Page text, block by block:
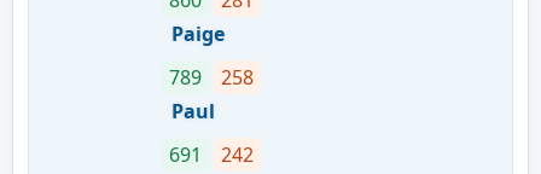
Paige
789
258
Paul
691
242